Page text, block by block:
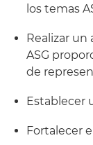
los temas
Realizar
ASG
de
Establecer
Fortalecer